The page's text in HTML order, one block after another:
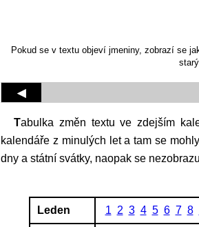
Pokud se v textu objeví jmeniny, zobrazí se
◀
Tabulka změn textu ve zdejším kalendáři pro daný den v různých letech. Tento kalendář se totiž snaží kopírovat tištěné
kalendáře z minulých let a tam se
dny a státní svátky, naopak se
Leden
1 2 3 4 5 6 7 8